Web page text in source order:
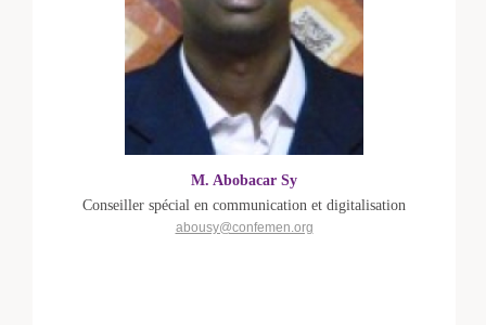
M. Abobacar Sy
Conseiller spécial en communication et digitalisation
abousy@confemen.org